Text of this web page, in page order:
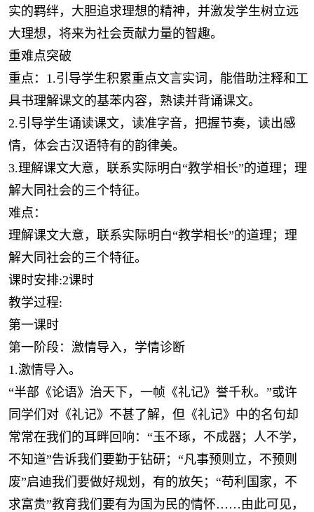
实的羁绊，大胆追求理想的精神，并激发学生树立远
大理想，将来为社会贡献力量的智趣。
重难点突破
重点：1.引导学生积累重点文言实词，能借助注释和工
具书理解课文的基苯内容，熟读并背诵课文。
2.引导学生诵读课文，读准字音，把握节奏，读出感
情，体会古汉语特有的韵律美。
3.理解课文大意，联系实际明白“教学相长”的道理；理
解大同社会的三个特征。
难点：
理解课文大意，联系实际明白“教学相长”的道理；理
解大同社会的三个特征。
课时安排:2课时
教学过程:
第一课时
第一阶段：激情导入，学情诊断
1.激情导入。
“半部《论语》治天下，一帧《礼记》誉千秋。”或许
同学们对《礼记》不甚了解，但《礼记》中的名句却
常常在我们的耳畔回响：“玉不琢，不成器；人不学，
不知道”告诉我们要勤于钻研；“凡事预则立，不预则
废”启迪我们要做好规划，有的放矢；“苟利国家，不
求富贵”教育我们要有为国为民的情怀……由此可见，